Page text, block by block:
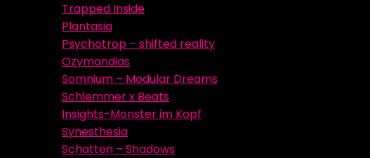
Trapped Inside
Plantasia
Psychotrop – shifted reality
Ozymandias
Somnium – Modular Dreams
Schlemmer x Beats
Insights-Monster im Kopf
Synesthesia
Schatten – Shadows